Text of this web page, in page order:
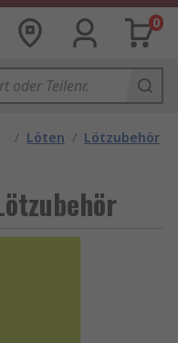
0
/ Löten / Lötzubehör